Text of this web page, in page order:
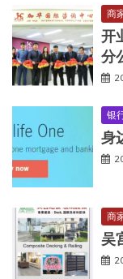
商
开
分
银
身
商
吴